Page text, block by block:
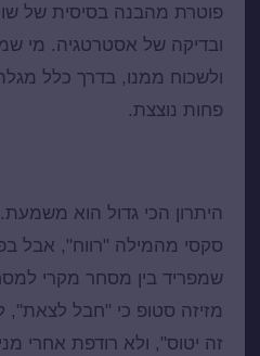
פוטרת מהבנה בסיסית של שוק
ובדיקה של אסטרטגיה. מי
ולשכוח ממנו, בדרך כלל
פחות נוצצת.
היתרון הכי גדול הוא
סקסי מהמילה "רווח", אבל
שמפריד בין מסחר מקרי
מזיזה סטופ כי "חבל לצאת",
זה יטוס", ולא רודפת אחרי